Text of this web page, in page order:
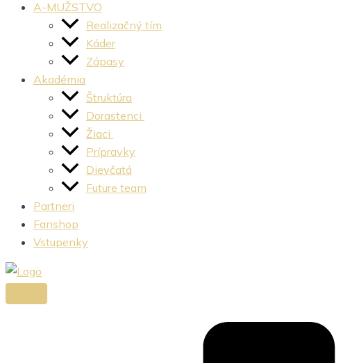
A-MUŽSTVO
Realizačný tím
Káder
Zápasy
Akadémia
Štruktúra
Dorastenci
Žiaci
Prípravky
Dievčatá
Future team
Partneri
Fanshop
Vstupenky